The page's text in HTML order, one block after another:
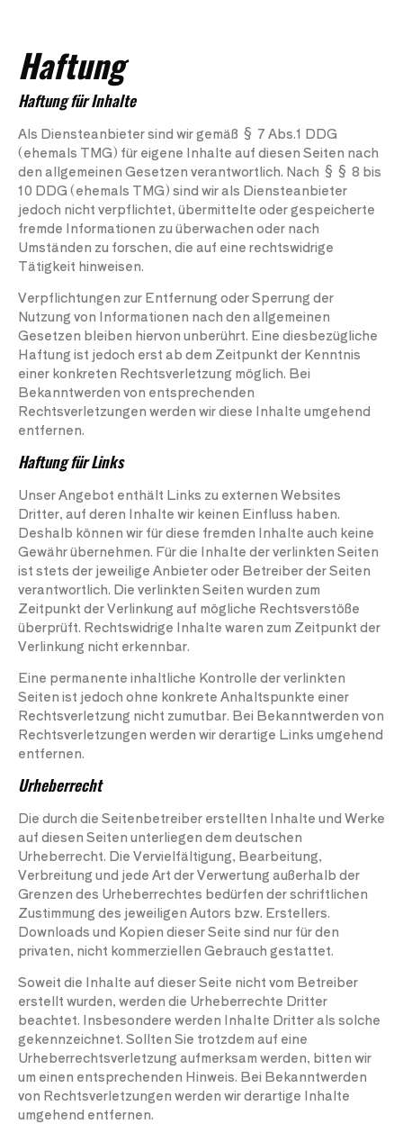
Haftung
Haftung für Inhalte
Als Diensteanbieter sind wir gemäß § 7 Abs.1 DDG
(ehemals TMG) für eigene Inhalte auf diesen Seiten nach
den allgemeinen Gesetzen verantwortlich. Nach §§ 8 bis
10 DDG (ehemals TMG) sind wir als Diensteanbieter
jedoch nicht verpflichtet, übermittelte oder gespeicherte
fremde Informationen zu überwachen oder nach
Umständen zu forschen, die auf eine rechtswidrige
Tätigkeit hinweisen.
Verpflichtungen zur Entfernung oder Sperrung der
Nutzung von Informationen nach den allgemeinen
Gesetzen bleiben hiervon unberührt. Eine diesbezügliche
Haftung ist jedoch erst ab dem Zeitpunkt der Kenntnis
einer konkreten Rechtsverletzung möglich. Bei
Bekanntwerden von entsprechenden
Rechtsverletzungen werden wir diese Inhalte umgehend
entfernen.
Haftung für Links
Unser Angebot enthält Links zu externen Websites
Dritter, auf deren Inhalte wir keinen Einfluss haben.
Deshalb können wir für diese fremden Inhalte auch keine
Gewähr übernehmen. Für die Inhalte der verlinkten Seiten
ist stets der jeweilige Anbieter oder Betreiber der Seiten
verantwortlich. Die verlinkten Seiten wurden zum
Zeitpunkt der Verlinkung auf mögliche Rechtsverstöße
überprüft. Rechtswidrige Inhalte waren zum Zeitpunkt der
Verlinkung nicht erkennbar.
Eine permanente inhaltliche Kontrolle der verlinkten
Seiten ist jedoch ohne konkrete Anhaltspunkte einer
Rechtsverletzung nicht zumutbar. Bei Bekanntwerden von
Rechtsverletzungen werden wir derartige Links umgehend
entfernen.
Urheberrecht
Die durch die Seitenbetreiber erstellten Inhalte und Werke
auf diesen Seiten unterliegen dem deutschen
Urheberrecht. Die Vervielfältigung, Bearbeitung,
Verbreitung und jede Art der Verwertung außerhalb der
Grenzen des Urheberrechtes bedürfen der schriftlichen
Zustimmung des jeweiligen Autors bzw. Erstellers.
Downloads und Kopien dieser Seite sind nur für den
privaten, nicht kommerziellen Gebrauch gestattet.
Soweit die Inhalte auf dieser Seite nicht vom Betreiber
erstellt wurden, werden die Urheberrechte Dritter
beachtet. Insbesondere werden Inhalte Dritter als solche
gekennzeichnet. Sollten Sie trotzdem auf eine
Urheberrechtsverletzung aufmerksam werden, bitten wir
um einen entsprechenden Hinweis. Bei Bekanntwerden
von Rechtsverletzungen werden wir derartige Inhalte
umgehend entfernen.